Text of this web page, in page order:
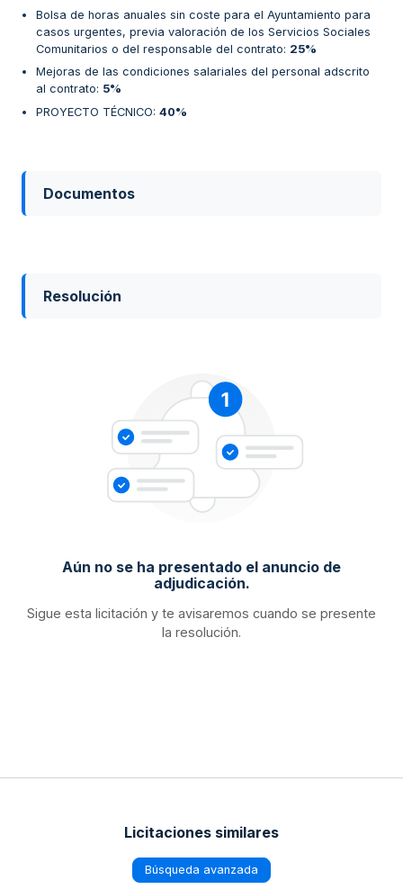
Bolsa de horas anuales sin coste para el Ayuntamiento para
casos urgentes, previa valoración de los Servicios Sociales
Comunitarios o del responsable del contrato: 25%
Mejoras de las condiciones salariales del personal adscrito
al contrato: 5%
PROYECTO TÉCNICO: 40%
Documentos
Resolución
Aún no se ha presentado el anuncio de
adjudicación.
Sigue esta licitación y te avisaremos cuando se presente
la resolución.
Licitaciones similares
Búsqueda avanzada